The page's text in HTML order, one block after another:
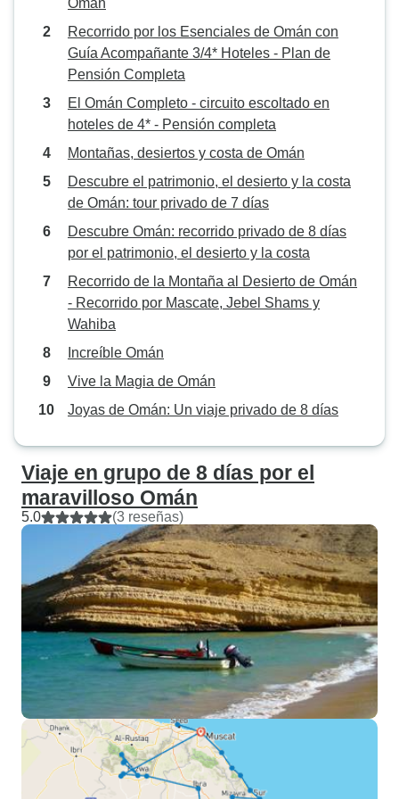
y estaban bien organizados. En
total, sólo gastamos unos 500
dólares australianos fuera del
viaje, lo que nos pareció muy
razonable para lo que vivimos.
Omán
Recorrido por los Esenciales de Omán con
Guía Acompañante 3/4* Hoteles - Plan de
Pensión Completa
El Omán Completo - circuito escoltado en
hoteles de 4* - Pensión completa
Montañas, desiertos y costa de Omán
Descubre el patrimonio, el desierto y la costa
de Omán: tour privado de 7 días
Descubre Omán: recorrido privado de 8 días
por el patrimonio, el desierto y la costa
Recorrido de la Montaña al Desierto de Omán
- Recorrido por Mascate, Jebel Shams y
Wahiba
Increíble Omán
Vive la Magia de Omán
Joyas de Omán: Un viaje privado de 8 días
Viaje en grupo de 8 días por el
maravilloso Omán
5.0 (3 reseñas)